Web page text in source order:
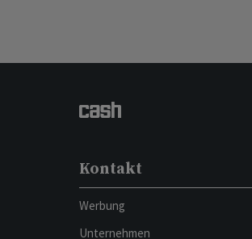
Kontakt
Werbung
Unternehmen